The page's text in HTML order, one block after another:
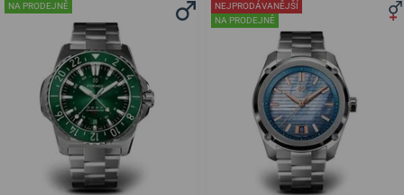
NA PRODEJNĚ
NEJPRODÁVANĚJŠÍ
NA PRODEJNĚ